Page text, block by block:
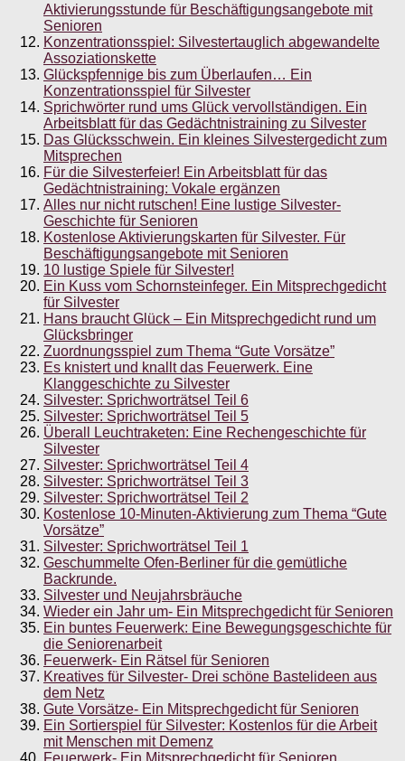
Aktivierungsstunde für Beschäftigungsangebote mit
Senioren
Konzentrationsspiel: Silvestertauglich abgewandelte
Assoziationskette
Glückspfennige bis zum Überlaufen… Ein
Konzentrationsspiel für Silvester
Sprichwörter rund ums Glück vervollständigen. Ein
Arbeitsblatt für das Gedächtnistraining zu Silvester
Das Glücksschwein. Ein kleines Silvestergedicht zum
Mitsprechen
Für die Silvesterfeier! Ein Arbeitsblatt für das
Gedächtnistraining: Vokale ergänzen
Alles nur nicht rutschen! Eine lustige Silvester-
Geschichte für Senioren
Kostenlose Aktivierungskarten für Silvester. Für
Beschäftigungsangebote mit Senioren
10 lustige Spiele für Silvester!
Ein Kuss vom Schornsteinfeger. Ein Mitsprechgedicht
für Silvester
Hans braucht Glück – Ein Mitsprechgedicht rund um
Glücksbringer
Zuordnungsspiel zum Thema “Gute Vorsätze”
Es knistert und knallt das Feuerwerk. Eine
Klanggeschichte zu Silvester
Silvester: Sprichworträtsel Teil 6
Silvester: Sprichworträtsel Teil 5
Überall Leuchtraketen: Eine Rechengeschichte für
Silvester
Silvester: Sprichworträtsel Teil 4
Silvester: Sprichworträtsel Teil 3
Silvester: Sprichworträtsel Teil 2
Kostenlose 10-Minuten-Aktivierung zum Thema “Gute
Vorsätze”
Silvester: Sprichworträtsel Teil 1
Geschummelte Ofen-Berliner für die gemütliche
Backrunde.
Silvester und Neujahrsbräuche
Wieder ein Jahr um- Ein Mitsprechgedicht für Senioren
Ein buntes Feuerwerk: Eine Bewegungsgeschichte für
die Seniorenarbeit
Feuerwerk- Ein Rätsel für Senioren
Kreatives für Silvester- Drei schöne Bastelideen aus
dem Netz
Gute Vorsätze- Ein Mitsprechgedicht für Senioren
Ein Sortierspiel für Silvester: Kostenlos für die Arbeit
mit Menschen mit Demenz
Feuerwerk- Ein Mitsprechgedicht für Senioren